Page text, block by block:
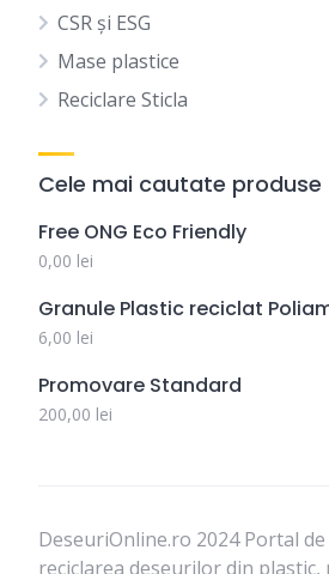
CSR și ESG
Mase plastice
Reciclare Sticla
Cele mai cautate produse
Free ONG Eco Friendly
0,00 lei
Granule Plastic reciclat
6,00 lei
Promovare Standard
200,00 lei
DeseuriOnline.ro 2024 Portal
reciclarea deseurilor din plastic,